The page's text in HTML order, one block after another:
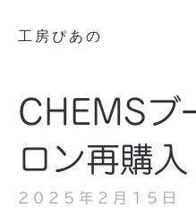
工房ぴあの
CHEMSブ
ロン再購入
2025年2月15日